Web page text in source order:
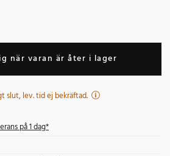
när varan är åter i lager
slut, lev. tid ej bekräftad.
på 1 dag*